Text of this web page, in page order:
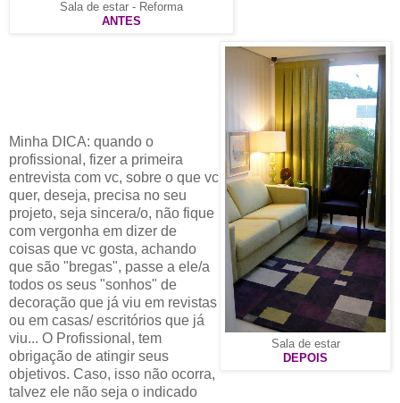
Sala de estar - Reforma
ANTES
Sala de estar
DEPOIS
Minha DICA: quando o
profissional, fizer a primeira
entrevista com vc, sobre o que vc
quer, deseja, precisa no seu
projeto, seja sincera/o, não fique
com vergonha em dizer de
coisas que vc gosta, achando
que são "bregas", passe a ele/a
todos os seus "sonhos" de
decoração que já viu em revistas
ou em casas/ escritórios que já
viu... O Profissional, tem
obrigação de atingir seus
objetivos. Caso, isso não ocorra,
talvez ele não seja o indicado